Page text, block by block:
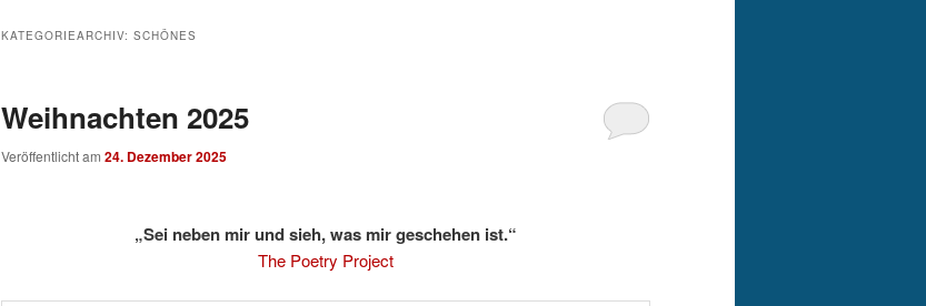
KATEGORIEARCHIV: SCHÖNES
Weihnachten 2025
Veröffentlicht am 24. Dezember 2025
„Sei neben mir und sieh, was mir geschehen ist.“
The Poetry Project